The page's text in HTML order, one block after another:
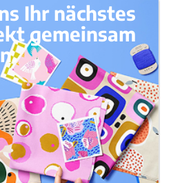
Ihr nächstes
gemeinsam